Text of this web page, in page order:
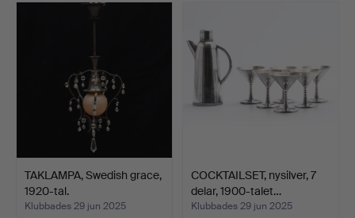
TAKLAMPA, Swedish grace,
1920-tal.
Klubbades 29 jun 2025
COCKTAILSET, nysilver, 7
delar, 1900-talet…
Klubbades 29 jun 2025